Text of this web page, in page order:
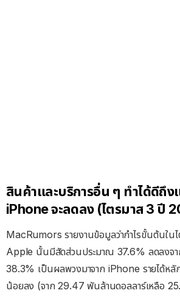
สินค้าและบริการอื่น ๆ ทำได้ดีถึง
iPhone จะลดลง (ไตรมาส 3 ปี
MacRumors รายงานข้อมูลว่ากำไรขั้นต้นใน
Apple นั้นมีสัดส่วนประมาณ 37.6% ลดลงจา
38.3% เป็นผลพวงมาจาก iPhone รายได้ห
น้อยลง (จาก 29.47 พันล้านดอลลาร์เหลือ